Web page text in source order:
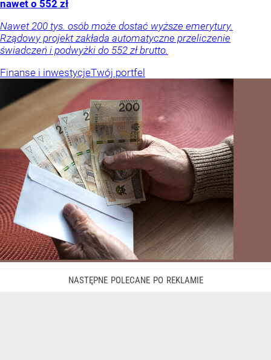
nawet o 552 zł
Nawet 200 tys. osób może dostać wyższe emerytury.
Rządowy projekt zakłada automatyczne przeliczenie
świadczeń i podwyżki do 552 zł brutto.
Finanse i inwestycjeTwój portfel